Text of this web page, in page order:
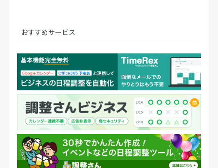
おすすめサービス